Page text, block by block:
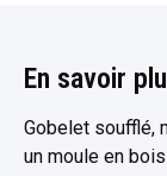
En savoir
Gobelet soufflé,
un moule en